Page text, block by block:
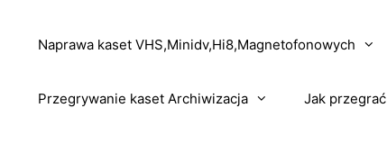
Naprawa kaset VHS,Minidv,Hi8,Magnetofonowych
Przegrywanie kaset Archiwizacja Jak